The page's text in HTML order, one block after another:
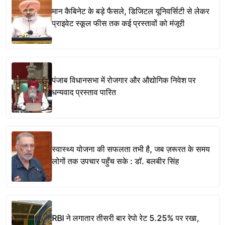
मान कैबिनेट के बड़े फैसले, डिजिटल यूनिवर्सिटी से लेकर
प्राइवेट स्कूल फीस तक कई प्रस्तावों को मंजूरी
पंजाब विधानसभा में रोजगार और औद्योगिक निवेश पर
धन्यवाद प्रस्ताव पारित
स्वास्थ्य योजना की सफलता तभी है, जब ज़रूरत के समय
लोगों तक उपचार पहुँच सके : डॉ. बलबीर सिंह
RBI ने लगातार तीसरी बार रेपो रेट 5.25% पर रखा,